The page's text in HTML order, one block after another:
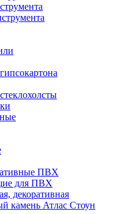
ПВХ
для ПВХ
декоративная
камень Атлас Стоун